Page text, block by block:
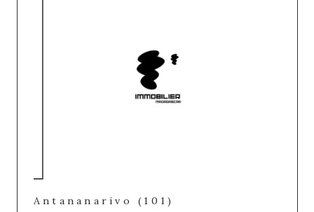
Antananarivo (101)